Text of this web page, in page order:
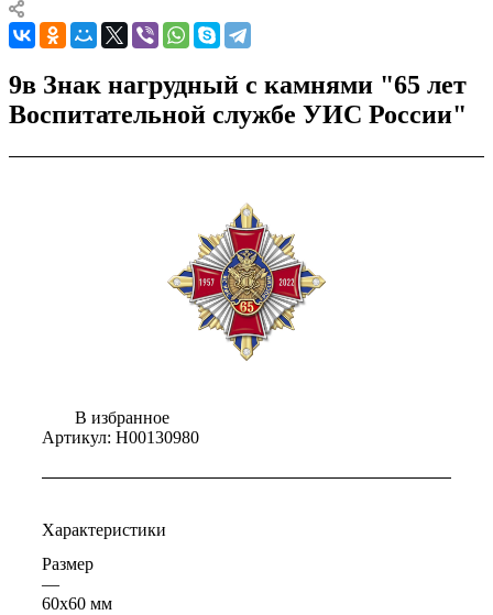
9в Знак нагрудный с камнями "65 лет
Воспитательной службе УИС России"
В избранное
Артикул: Н00130980
Характеристики
Размер
—
60x60 мм